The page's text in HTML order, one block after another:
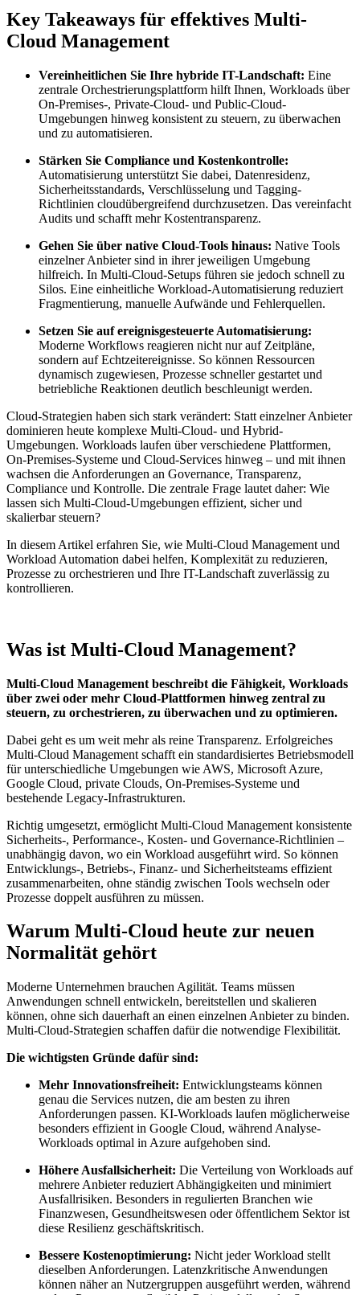
Key Takeaways für effektives Multi-
Cloud Management
Vereinheitlichen Sie Ihre hybride IT-Landschaft: Eine
zentrale Orchestrierungsplattform hilft Ihnen, Workloads über
On-Premises-, Private-Cloud- und Public-Cloud-
Umgebungen hinweg konsistent zu steuern, zu überwachen
und zu automatisieren.
Stärken Sie Compliance und Kostenkontrolle:
Automatisierung unterstützt Sie dabei, Datenresidenz,
Sicherheitsstandards, Verschlüsselung und Tagging-
Richtlinien cloudübergreifend durchzusetzen. Das vereinfacht
Audits und schafft mehr Kostentransparenz.
Gehen Sie über native Cloud-Tools hinaus: Native Tools
einzelner Anbieter sind in ihrer jeweiligen Umgebung
hilfreich. In Multi-Cloud-Setups führen sie jedoch schnell zu
Silos. Eine einheitliche Workload-Automatisierung reduziert
Fragmentierung, manuelle Aufwände und Fehlerquellen.
Setzen Sie auf ereignisgesteuerte Automatisierung:
Moderne Workflows reagieren nicht nur auf Zeitpläne,
sondern auf Echtzeitereignisse. So können Ressourcen
dynamisch zugewiesen, Prozesse schneller gestartet und
betriebliche Reaktionen deutlich beschleunigt werden.
Cloud-Strategien haben sich stark verändert: Statt einzelner Anbieter
dominieren heute komplexe Multi-Cloud- und Hybrid-
Umgebungen. Workloads laufen über verschiedene Plattformen,
On-Premises-Systeme und Cloud-Services hinweg – und mit ihnen
wachsen die Anforderungen an Governance, Transparenz,
Compliance und Kontrolle. Die zentrale Frage lautet daher: Wie
lassen sich Multi-Cloud-Umgebungen effizient, sicher und
skalierbar steuern?
In diesem Artikel erfahren Sie, wie Multi-Cloud Management und
Workload Automation dabei helfen, Komplexität zu reduzieren,
Prozesse zu orchestrieren und Ihre IT-Landschaft zuverlässig zu
kontrollieren.
Was ist Multi-Cloud Management?
Multi-Cloud Management beschreibt die Fähigkeit, Workloads
über zwei oder mehr Cloud-Plattformen hinweg zentral zu
steuern, zu orchestrieren, zu überwachen und zu optimieren.
Dabei geht es um weit mehr als reine Transparenz. Erfolgreiches
Multi-Cloud Management schafft ein standardisiertes Betriebsmodell
für unterschiedliche Umgebungen wie AWS, Microsoft Azure,
Google Cloud, private Clouds, On-Premises-Systeme und
bestehende Legacy-Infrastrukturen.
Richtig umgesetzt, ermöglicht Multi-Cloud Management konsistente
Sicherheits-, Performance-, Kosten- und Governance-Richtlinien –
unabhängig davon, wo ein Workload ausgeführt wird. So können
Entwicklungs-, Betriebs-, Finanz- und Sicherheitsteams effizient
zusammenarbeiten, ohne ständig zwischen Tools wechseln oder
Prozesse doppelt ausführen zu müssen.
Warum Multi-Cloud heute zur neuen
Normalität gehört
Moderne Unternehmen brauchen Agilität. Teams müssen
Anwendungen schnell entwickeln, bereitstellen und skalieren
können, ohne sich dauerhaft an einen einzelnen Anbieter zu binden.
Multi-Cloud-Strategien schaffen dafür die notwendige Flexibilität.
Die wichtigsten Gründe dafür sind:
Mehr Innovationsfreiheit: Entwicklungsteams können
genau die Services nutzen, die am besten zu ihren
Anforderungen passen. KI-Workloads laufen möglicherweise
besonders effizient in Google Cloud, während Analyse-
Workloads optimal in Azure aufgehoben sind.
Höhere Ausfallsicherheit: Die Verteilung von Workloads auf
mehrere Anbieter reduziert Abhängigkeiten und minimiert
Ausfallrisiken. Besonders in regulierten Branchen wie
Finanzwesen, Gesundheitswesen oder öffentlichem Sektor ist
diese Resilienz geschäftskritisch.
Bessere Kostenoptimierung: Nicht jeder Workload stellt
dieselben Anforderungen. Latenzkritische Anwendungen
können näher an Nutzergruppen ausgeführt werden, während